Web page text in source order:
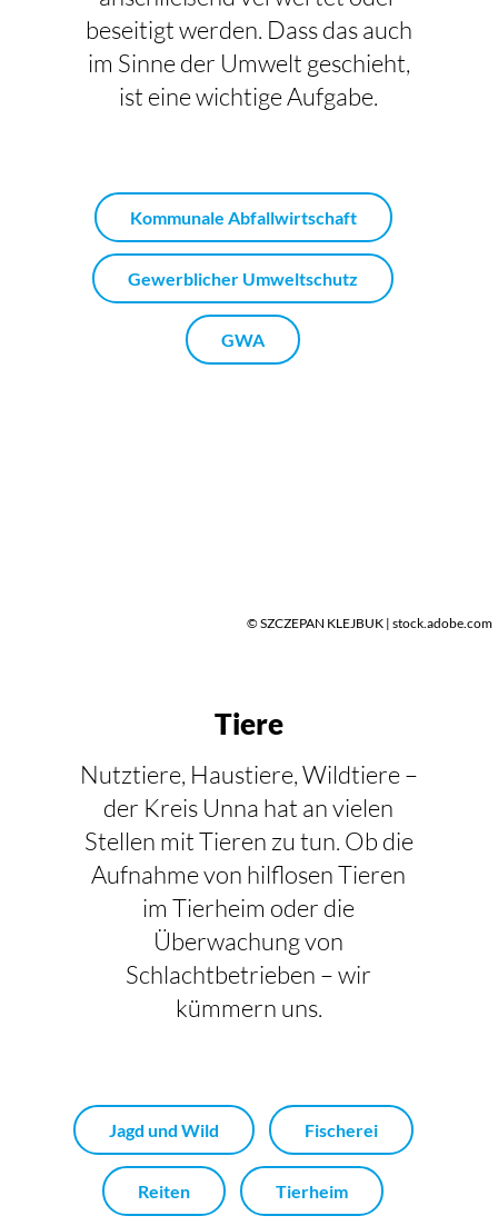
beseitigt werden. Dass das auch
im Sinne der Umwelt geschieht,
ist eine wichtige Aufgabe.
Kommunale Abfallwirtschaft
Gewerblicher Umweltschutz
GWA
© SZCZEPAN KLEJBUK | stock.adobe.com
Tiere
Nutztiere, Haustiere, Wildtiere –
der Kreis Unna hat an vielen
Stellen mit Tieren zu tun. Ob die
Aufnahme von hilflosen Tieren
im Tierheim oder die
Überwachung von
Schlachtbetrieben – wir
kümmern uns.
Jagd und Wild Fischerei
Reiten Tierheim